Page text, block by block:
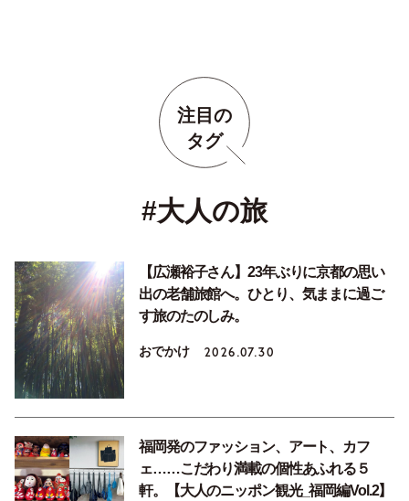
注目の
タグ
#大人の旅
【広瀬裕子さん】23年ぶりに京都の思い
出の老舗旅館へ。ひとり、気ままに過ご
す旅のたのしみ。
おでかけ 2026.07.30
福岡発のファッション、アート、カフ
ェ……こだわり満載の個性あふれる５
軒。【大人のニッポン観光_福岡編Vol.2】